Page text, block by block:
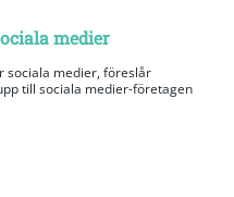
medier
sociala medier, föreslår
till sociala medier-företagen